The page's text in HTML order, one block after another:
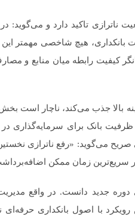
ناترازی تاکید دارد و می‌گوید:
هیچ شاخصی مهمتر این
کیفیت رابطه میان منابع و
بالا جذب می‌کند، ناچار است
بانک برای سرمایه‌گذاری
می‌گوید: «رفع ناترازی
سریع‌ترین زمان ممکن
دوره جدید دانست. در واقع
با اصول بانکداری حرفه‌ای